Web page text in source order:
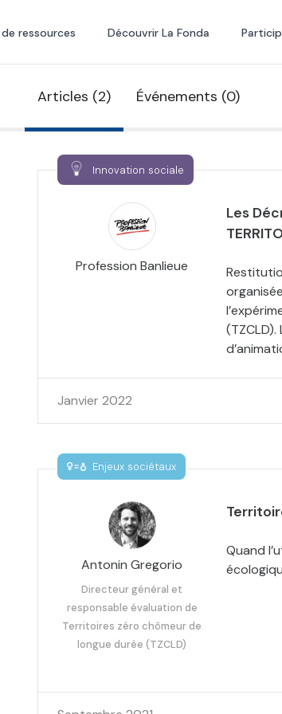
ressources Découvrir La Fonda
Articles (2) Événements (0)
Innovation sociale
Profession Banlieue
Les
Janvier 2022
Enjeux sociétaux
Antonin Gregorio
Directeur général et
responsable évaluation de
Territoires zéro chômeur de
longue durée (TZCLD)
Quand